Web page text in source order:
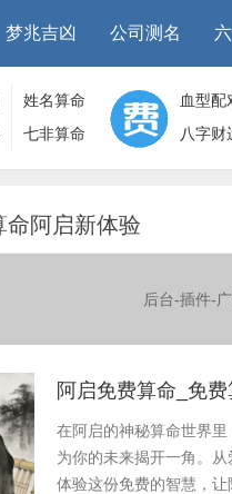
梦兆吉凶 公司测名
姓名算命
七非算命
网
血型配
八字财
命阿启新体验
后台-插件-
阿启免费算命_免
在阿启的神秘算命世界
为你的未来揭开一角。
体验这份免费的智慧，让